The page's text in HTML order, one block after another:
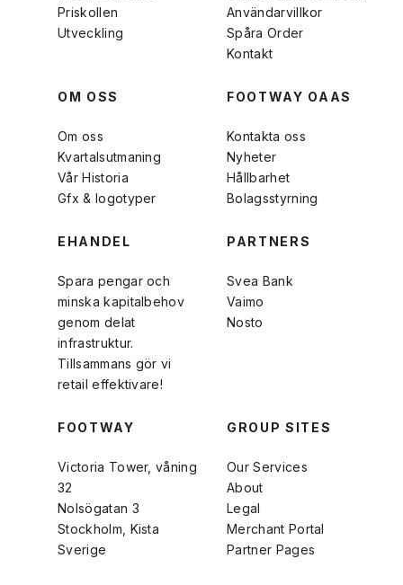
Priskollen
Utveckling
Användarvillkor
Spåra Order
Kontakt
OM OSS
Om oss
Kvartalsutmaning
Vår Historia
Gfx & logotyper
FOOTWAY OAAS
Kontakta oss
Nyheter
Hållbarhet
Bolagsstyrning
EHANDEL
Spara pengar och
minska kapitalbehov
genom delat
infrastruktur.
Tillsammans gör vi
retail effektivare!
PARTNERS
Svea Bank
Vaimo
Nosto
FOOTWAY
Victoria Tower, våning
32
Nolsögatan 3
Stockholm, Kista
Sverige
GROUP SITES
Our Services
About
Legal
Merchant Portal
Partner Pages